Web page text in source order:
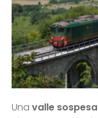
Una valle